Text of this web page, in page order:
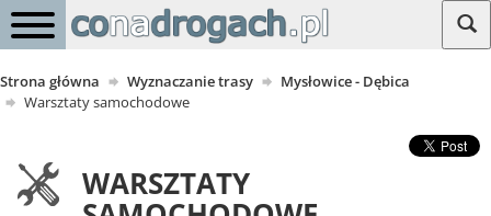
Strona główna Wyznaczanie trasy
Mysłowice - Dębica
Warsztaty samochodowe
WARSZTATY